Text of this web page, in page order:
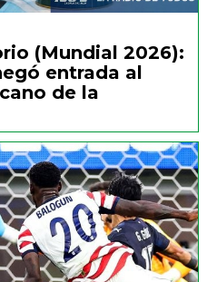
(Mundial 2026):
entrada al
de la